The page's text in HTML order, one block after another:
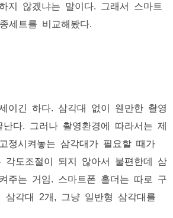
지 않겠냐는 말이다. 그래서 스마트
세트를 비교해봤다.
이긴 하다. 삼각대 없이 웬만한 촬영
다. 그러나 촬영환경에 따라서는 제
정시켜놓는 삼각대가 필요할 때가
각도조절이 되지 않아서 불편한데 삼
주는 거임. 스마트폰 홀더는 따로 구
삼각대 2개, 그냥 일반형 삼각대를